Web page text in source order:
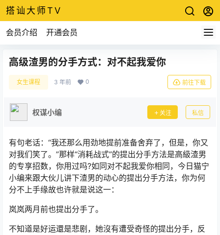
搭讪大师TV
会员介绍 开通会员
高级渣男的分手方式：对不起我爱你
女生课程 3 年前 0 前往下载
权谋小编 关注 私信
有句老话：“我还那么用劲地提前准备舍弃了，但是，你又
对我们笑了。”那样“消耗战式”的提出分手方法是高級渣男
的专享招数，你用过吗?如同对不起我爱你相同，今日猫宁
小编来跟大伙儿讲下渣男的动心的提出分手方法，你为何
分不上手缘故也许就是说这一：
岚岚两月前也提出分手了。
不知道是好运還是悲剧，她沒有遭受奇怪的提出分手，反